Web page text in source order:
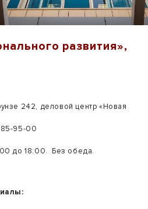
развития»,
242, деловой центр «Новая
95-00
до 18:00. Без обеда.